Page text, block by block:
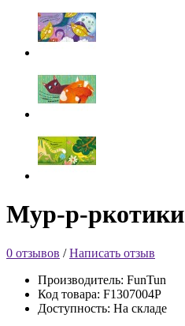
Мур-р-ркотики
0 отзывов /Написать отзыв
Производитель: FunTun
Код товара: F1307004Р
Доступность: На складе